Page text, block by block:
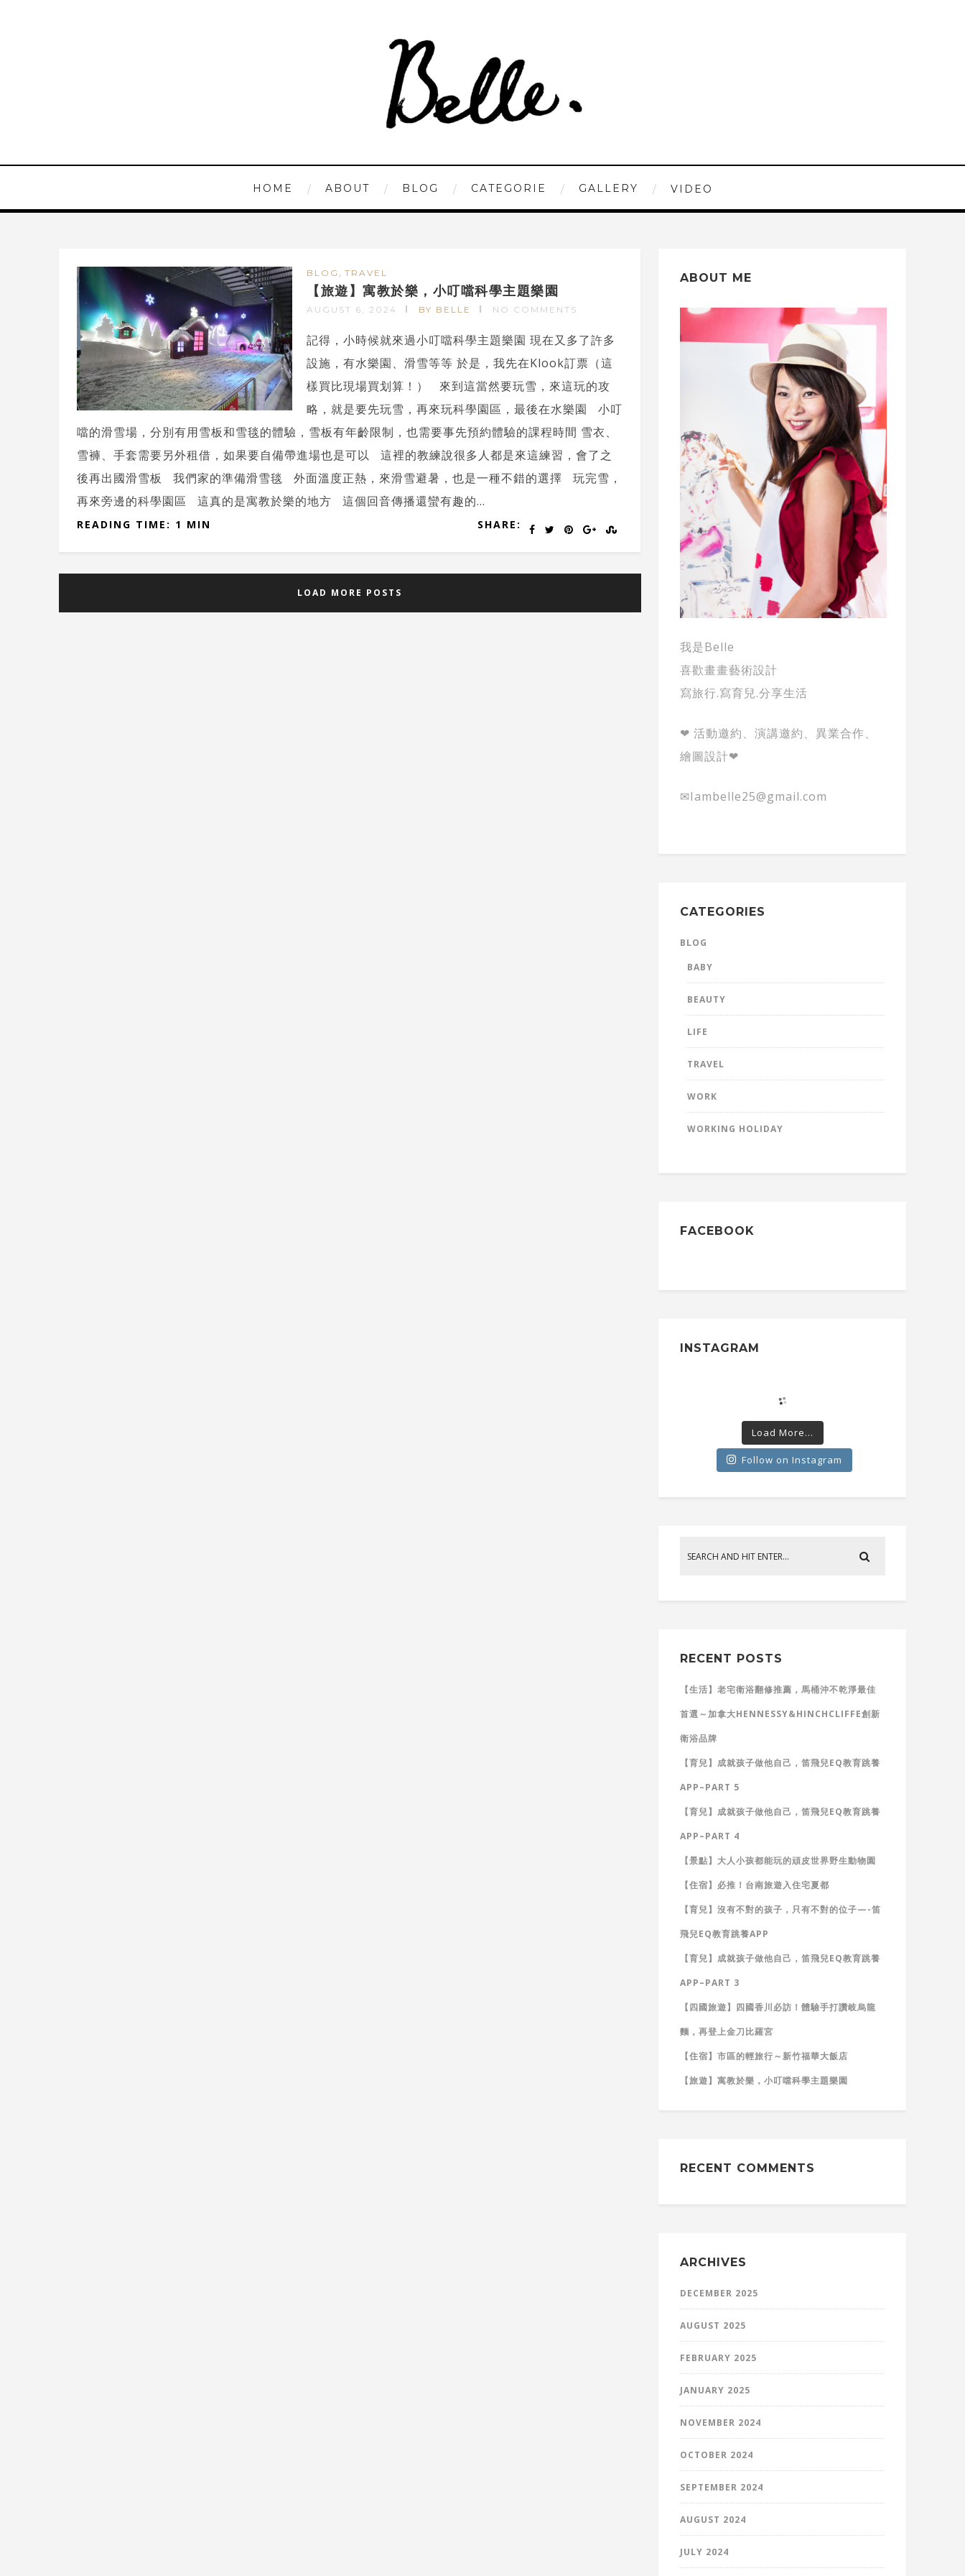
HOME ABOUT BLOG CATEGORIE GALLERY VIDEO
BLOG , TRAVEL
【旅遊】寓教於樂，小叮噹科學主題樂園
AUGUST 6, 2024 BY BELLE NO COMMENTS
記得，小時候就來過小叮噹科學主題樂園 現在又多了許多
設施，有水樂園、滑雪等等 於是，我先在Klook訂票（這
樣買比現場買划算！） 來到這當然要玩雪，來這玩的攻
略，就是要先玩雪，再來玩科學園區，最後在水樂園 小叮
噹的滑雪場，分別有用雪板和雪毯的體驗，雪板有年齡限制，也需要事先預約體驗的課程時間 雪衣、
雪褲、手套需要另外租借，如果要自備帶進場也是可以 這裡的教練說很多人都是來這練習，會了之
後再出國滑雪板 我們家的準備滑雪毯 外面溫度正熱，來滑雪避暑，也是一種不錯的選擇 玩完雪，
再來旁邊的科學園區 這真的是寓教於樂的地方 這個回音傳播還蠻有趣的...
SHARE:
READING TIME: 1 MIN
LOAD MORE POSTS
ABOUT ME
我是Belle
喜歡畫畫藝術設計
寫旅行.寫育兒.分享生活
❤ 活動邀約、演講邀約、異業合作、
繪圖設計❤
✉Iambelle25@gmail.com
CATEGORIES
BLOG
BABY
BEAUTY
LIFE
TRAVEL
WORK
WORKING HOLIDAY
FACEBOOK
INSTAGRAM
Load More...
Follow on Instagram
RECENT POSTS
【生活】老宅衛浴翻修推薦，馬桶沖不乾淨最佳
首選～加拿大HENNESSY&HINCHCLIFFE創新
衛浴品牌
【育兒】成就孩子做他自己，笛飛兒EQ教育跳養
APP–PART 5
【育兒】成就孩子做他自己，笛飛兒EQ教育跳養
APP–PART 4
【景點】大人小孩都能玩的頑皮世界野生動物園
【住宿】必推！台南旅遊入住宅夏都
【育兒】沒有不對的孩子，只有不對的位子—-笛
飛兒EQ教育跳養APP
【育兒】成就孩子做他自己，笛飛兒EQ教育跳養
APP–PART 3
【四國旅遊】四國香川必訪！體驗手打讚岐烏龍
麵，再登上金刀比羅宮
【住宿】市區的輕旅行～新竹福華大飯店
【旅遊】寓教於樂，小叮噹科學主題樂園
RECENT COMMENTS
ARCHIVES
DECEMBER 2025
AUGUST 2025
FEBRUARY 2025
JANUARY 2025
NOVEMBER 2024
OCTOBER 2024
SEPTEMBER 2024
AUGUST 2024
JULY 2024